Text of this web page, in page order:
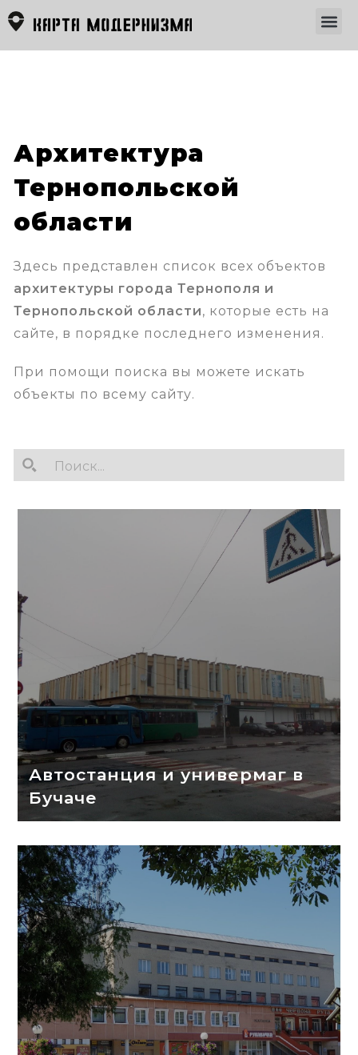
Архитектура
Тернопольской
области
Здесь представлен список всех объектов
архитектуры города Тернополя и
Тернопольской области, которые есть на
сайте, в порядке последнего изменения.
При помощи поиска вы можете искать
объекты по всему сайту.
Автостанция и универмаг в
Бучаче